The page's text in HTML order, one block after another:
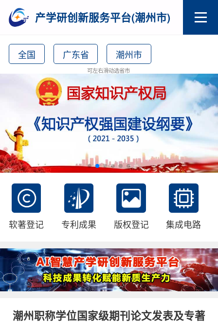
产学研创新服务平台(潮州市)
全国 广东省 潮州市
可左右滑动选省市
软著登记 专利成果 版权登记 集成电路
潮州职称学位国家级期刊论文发表及专著